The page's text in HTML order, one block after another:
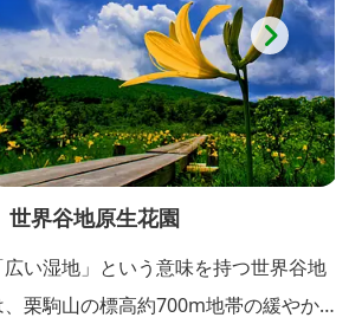
原生花園
という意味を持つ世界谷地
標高約700m地帯の緩やかな
宮城・
山は、